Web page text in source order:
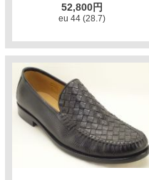
52,800円
eu 44 (28.7)